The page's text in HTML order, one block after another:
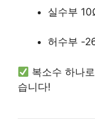
실수부
허수부 -
복소수 하나
습니다!